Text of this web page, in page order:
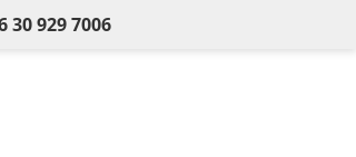
30 929 7006